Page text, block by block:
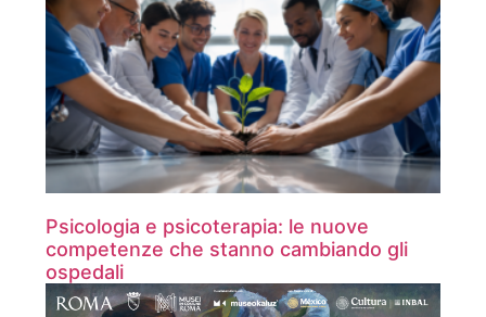
Psicologia e psicoterapia: le nuove
competenze che stanno cambiando gli
ospedali